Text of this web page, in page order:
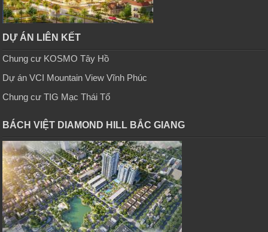
DỰ ÁN LIÊN KẾT
Chung cư KOSMO Tây Hồ
Dự án VCI Mountain View Vĩnh Phúc
Chung cư TIG Mạc Thái Tổ
BÁCH VIỆT DIAMOND HILL BẮC GIANG